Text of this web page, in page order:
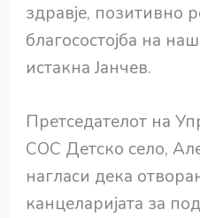
здравје, позитивно
благосостојба на
истакна Јанчев.
Претседателот на
СОС Детско село,
нагласи дека
канцеларијата за